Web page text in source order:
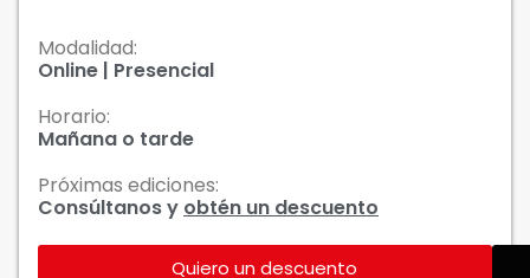
Modalidad:
Online | Presencial
Horario:
Mañana o tarde
Próximas ediciones:
Consúltanos y obtén un descuento
Quiero un descuento